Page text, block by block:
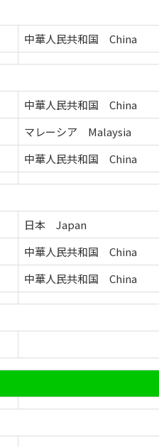
中華人民共和国 China
中華人民共和国 China
マレーシア Malaysia
中華人民共和国 China
日本 Japan
中華人民共和国 China
中華人民共和国 China